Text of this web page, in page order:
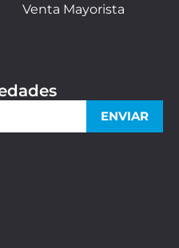
Venta Mayorista
ENVIAR